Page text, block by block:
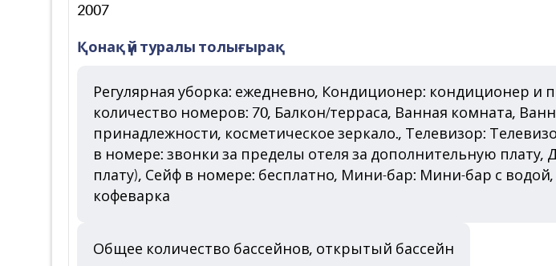
2007
Қонақ үй туралы толығырақ
Регулярная уборка: ежедневно, Кондиционер: кондиционер
количество номеров: 70, Балкон/терраса, Ванная комната,
принадлежности, косметическое зеркало., Телевизор:
в номере: звонки за пределы отеля за дополнительную
плату), Сейф в номере: бесплатно, Мини-бар: Мини-бар с
кофеварка
Общее количество бассейнов, открытый бассейн